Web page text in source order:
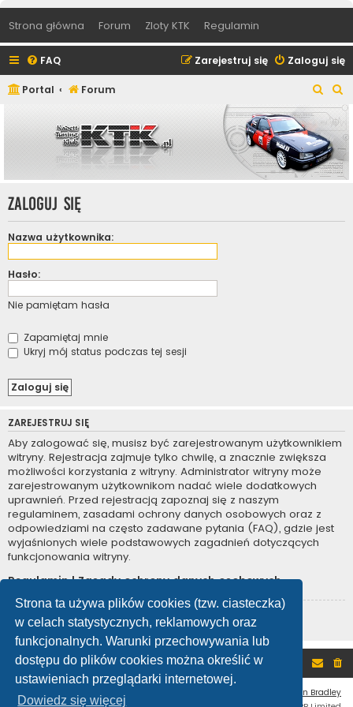
Strona ta używa plików cookies (tzw. ciasteczka)
w celach statystycznych, reklamowych oraz
funkcjonalnych. Warunki przechowywania lub
dostępu do plików cookies można określić w
ustawieniach przeglądarki internetowej.
Dowiedz się więcej
Strona główna Forum Zloty KTK Regulamin
FAQ Zaloguj się
Zarejestruj się
Portal Forum
z
u
k
z
u
k
a
Zaloguj się
Nazwa użytkownika:
Hasło:
Nie pamiętam hasła
Zapamiętaj mnie
Ukryj mój status podczas tej sesji
ZAREJESTRUJ SIĘ
Aby zalogować się, musisz być zarejestrowanym użytkownikiem
witryny. Rejestracja zajmuje tylko chwilę, a znacznie zwiększa
możliwości korzystania z witryny. Administrator witryny może
zarejestrowanym użytkownikom nadać wiele dodatkowych
uprawnień. Przed rejestracją zapoznaj się z naszym
regulaminem, zasadami ochrony danych osobowych oraz z
odpowiedziami na często zadawane pytania (FAQ), gdzie jest
wyjaśnionych wiele podstawowych zagadnień dotyczących
funkcjonowania witryny.
Regulamin|Zasady ochrony danych osobowych
Zarejestruj się
Portal Forum
Ian Bradley